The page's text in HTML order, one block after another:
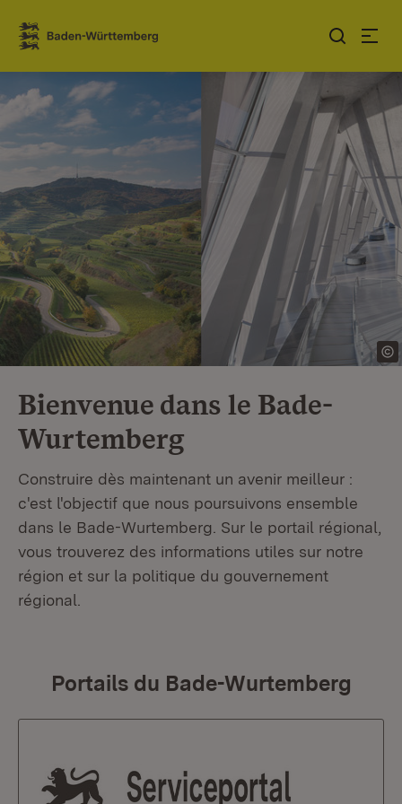
Sauter au contenu
Link zur Startseite
Bienvenue dans le Bade-
Wurtemberg
Construire dès maintenant un avenir meilleur :
c'est l'objectif que nous poursuivons ensemble
dans le Bade-Wurtemberg. Sur le portail régional,
vous trouverez des informations utiles sur notre
région et sur la politique du gouvernement
régional.
Portails du Bade-Wurtemberg